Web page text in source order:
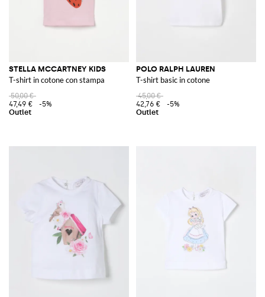
STELLA MCCARTNEY KIDS
T-shirt in cotone con stampa
50,00 €
47,49 €
-5%
POLO RALPH LAUREN
T-shirt basic in cotone
45,00 €
42,76 €
-5%